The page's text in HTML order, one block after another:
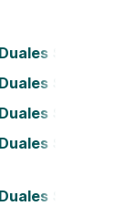
Duales Studium
Duales Studium
Duales Studium
Duales Studium
Duales Studium